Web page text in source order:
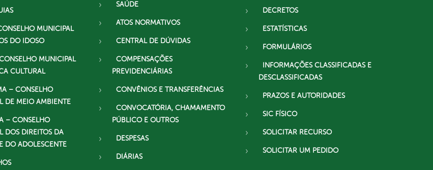
MUNICIPAL
DO IDOSO
MUNICIPAL
CULTURAL
– CONSELHO
DE MEIO AMBIENTE
– CONSELHO
DOS DIREITOS DA
DO ADOLESCENTE
SAÚDE
ATOS NORMATIVOS
CENTRAL DE DÚVIDAS
COMPENSAÇÕES
PREVIDENCIÁRIAS
CONVÊNIOS E TRANSFERÊNCIAS
CONVOCATÓRIA, CHAMAMENTO
PÚBLICO E OUTROS
DESPESAS
DIÁRIAS
DECRETOS
ESTATÍSTICAS
FORMULÁRIOS
INFORMAÇÕES CLASSIFICADAS E
DESCLASSIFICADAS
PRAZOS E AUTORIDADES
SIC FÍSICO
SOLICITAR RECURSO
SOLICITAR UM PEDIDO